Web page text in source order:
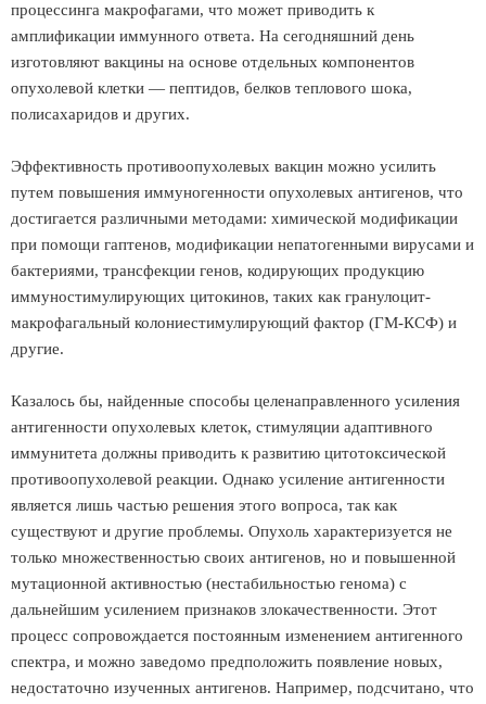
процессинга макрофагами, что может приводить к
амплификации иммунного ответа. На сегодняшний день
изготовляют вакцины на основе отдельных компонентов
опухолевой клетки — пептидов, белков теплового шока,
полисахаридов и других.
Эффективность противоопухолевых вакцин можно усилить
путем повышения иммуногенности опухолевых антигенов, что
достигается различными методами: химической модификации
при помощи гаптенов, модификации непатогенными вирусами и
бактериями, трансфекции генов, кодирующих продукцию
иммуностимулирующих цитокинов, таких как гранулоцит-
макрофагальный колониестимулирующий фактор (ГМ-КСФ) и
другие.
Казалось бы, найденные способы целенаправленного усиления
антигенности опухолевых клеток, стимуляции адаптивного
иммунитета должны приводить к развитию цитотоксической
противоопухолевой реакции. Однако усиление антигенности
является лишь частью решения этого вопроса, так как
существуют и другие проблемы. Опухоль характеризуется не
только множественностью своих антигенов, но и повышенной
мутационной активностью (нестабильностью генома) с
дальнейшим усилением признаков злокачественности. Этот
процесс сопровождается постоянным изменением антигенного
спектра, и можно заведомо предположить появление новых,
недостаточно изученных антигенов. Например, подсчитано, что